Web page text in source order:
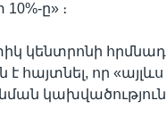
ը» ։
կենտրոնի
որ «այլևս